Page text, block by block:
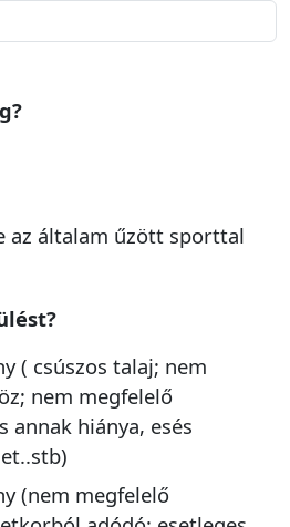
az általam űzött sporttal
( csúszos talaj; nem
nem megfelelő
annak hiánya, esés
(nem megfelelő